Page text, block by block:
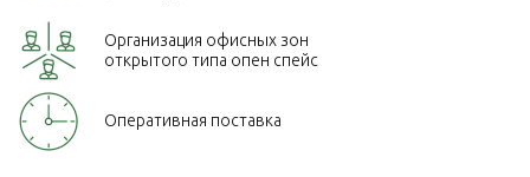
Организация офисных зон
открытого типа опен спейс
Оперативная поставка